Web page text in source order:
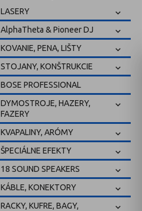
LASERY
AlphaTheta & Pioneer DJ
KOVANIE, PENA, LIŠTY
STOJANY, KONŠTRUKCIE
BOSE PROFESSIONAL
DYMOSTROJE, HAZERY,
FAZERY
KVAPALINY, ARÓMY
ŠPECIÁLNE EFEKTY
18 SOUND SPEAKERS
KÁBLE, KONEKTORY
RACKY, KUFRE, BAGY,